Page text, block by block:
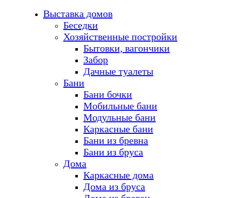
Выставка домов
Беседки
Хозяйственные постройки
Бытовки, вагончики
Забор
Дачные туалеты
Бани
Бани бочки
Мобильные бани
Модульные бани
Каркасные бани
Бани из бревна
Бани из бруса
Дома
Каркасные дома
Дома из бруса